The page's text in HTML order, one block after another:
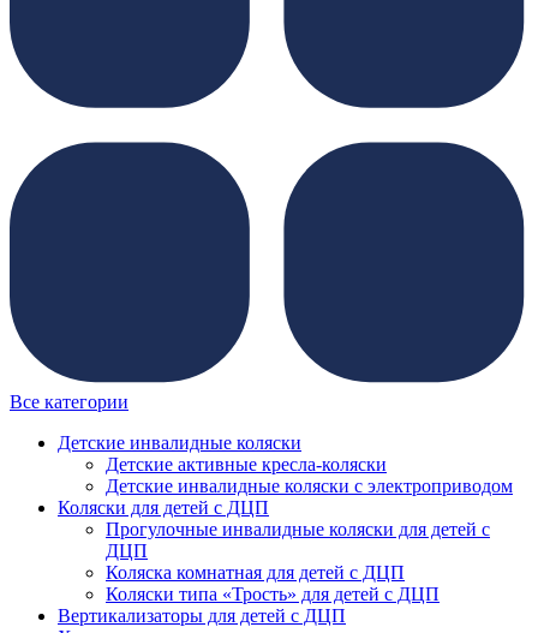
Все категории
Детские инвалидные коляски
Детские активные кресла-коляски
Детские инвалидные коляски с электроприводом
Коляски для детей с ДЦП
Прогулочные инвалидные коляски для детей с
ДЦП
Коляска комнатная для детей с ДЦП
Коляски типа «Трость» для детей с ДЦП
Вертикализаторы для детей с ДЦП